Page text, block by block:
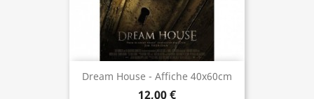
Dream House - Affiche 40x60cm
12,00 €